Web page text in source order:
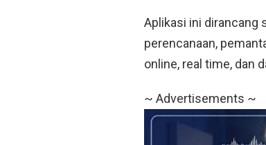
Aplikasi ini dirancang
perencanaan,
online, real time, dan
~ Advertisements ~